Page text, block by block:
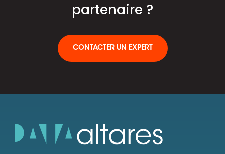
partenaire ?
CONTACTER UN EXPERT